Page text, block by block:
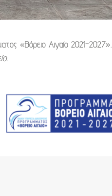
«Βόρειο Αιγαίο 2021-2027».